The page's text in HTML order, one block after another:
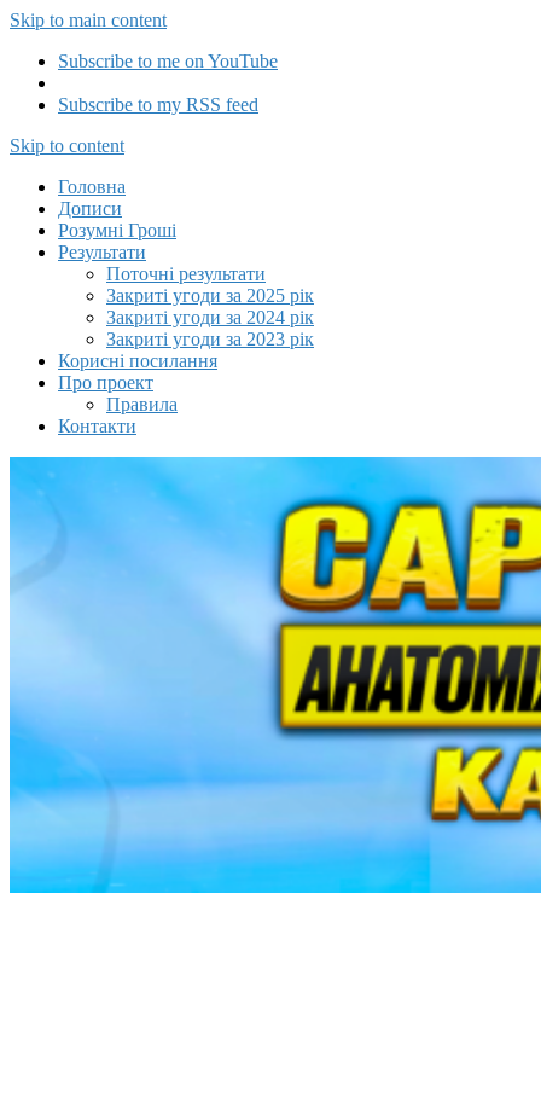
Skip to main content
Subscribe to me on YouTube
Subscribe to my RSS feed
Capitalizator UA
Skip to content
Головна
Дописи
Розумні Гроші
Результати
Поточні результати
Закриті угоди за 2025 рік
Закриті угоди за 2024 рік
Закриті угоди за 2023 рік
Корисні посилання
Про проект
Правила
Контакти